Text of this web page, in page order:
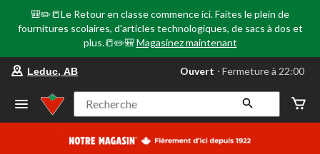
🎒✏️📒Le Retour en classe commence ici. Faites le plein de
fournitures scolaires, d'articles technologiques, de sacs à dos et
plus.📒✏️🎒 Magasinez maintenant
votre
préféré
Leduc,
AB,
courament
Leduc, AB Ouvert ⋅ Fermeture à 22:00
Recherche